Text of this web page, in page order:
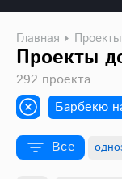
Главная
Проекты
292 проекта
Барбекю
Все
Этажность